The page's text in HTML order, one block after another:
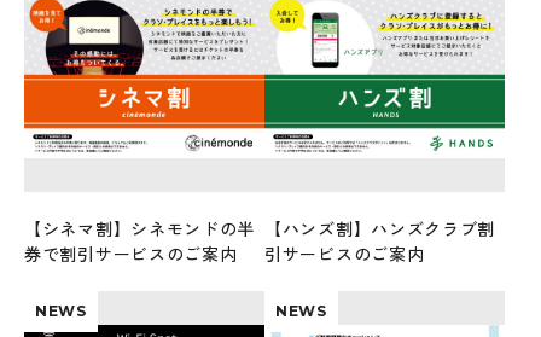
【シネマ割】シネモンドの半
券で割引サービスのご案内
【ハンズ割】ハンズクラブ割
引サービスのご案内
NEWS NEWS